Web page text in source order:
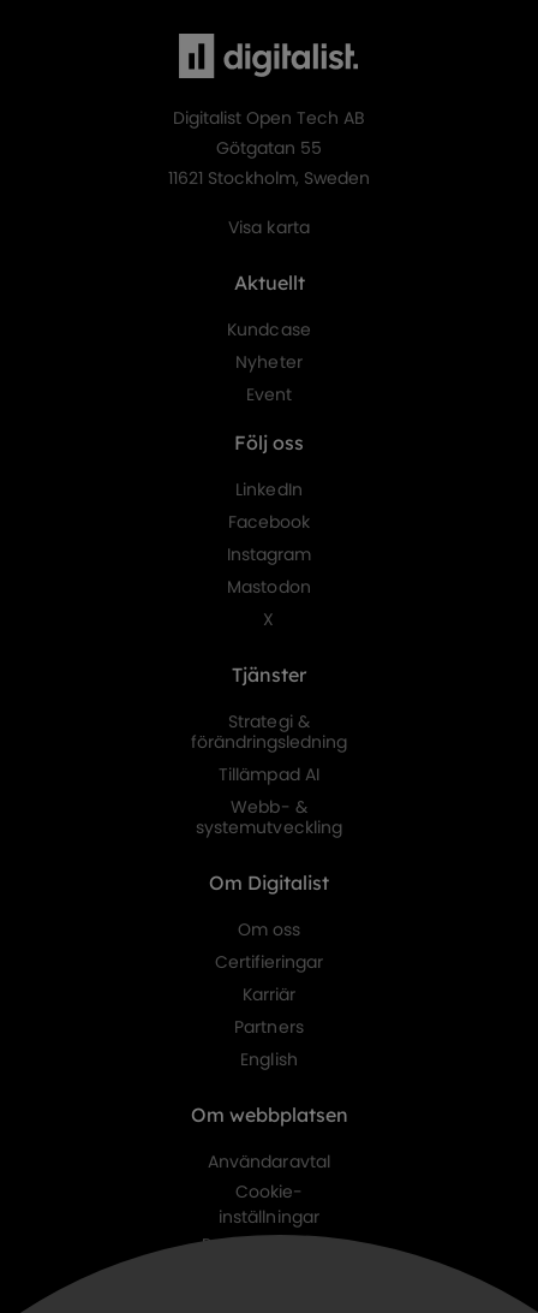
Digitalist Open Tech AB
Götgatan 55
11621 Stockholm, Sweden
Visa karta
Aktuellt
Kundcase
Nyheter
Event
Följ oss
LinkedIn
Facebook
Instagram
Mastodon
X
Tjänster
Strategi &
förändringsledning
Tillämpad AI
Webb- &
systemutveckling
Om Digitalist
Om oss
Certifieringar
Karriär
Partners
English
Om webbplatsen
Användaravtal
Cookie-
inställningar
Personuppgifts-